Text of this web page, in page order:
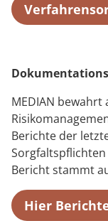
MEDIAN
Berichte der
Bericht stammt
Hier